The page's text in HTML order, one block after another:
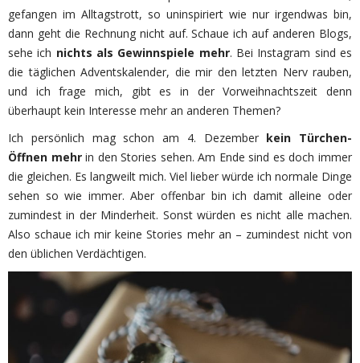
gefangen im Alltagstrott, so uninspiriert wie nur irgendwas bin,
dann geht die Rechnung nicht auf. Schaue ich auf anderen Blogs,
sehe ich nichts als Gewinnspiele mehr. Bei Instagram sind es
die täglichen Adventskalender, die mir den letzten Nerv rauben,
und ich frage mich, gibt es in der Vorweihnachtszeit denn
überhaupt kein Interesse mehr an anderen Themen?
Ich persönlich mag schon am 4. Dezember kein Türchen-
Öffnen mehrin den Stories sehen. Am Ende sind es doch immer
die gleichen. Es langweilt mich. Viel lieber würde ich normale Dinge
sehen so wie immer. Aber offenbar bin ich damit alleine oder
zumindest in der Minderheit. Sonst würden es nicht alle machen.
Also schaue ich mir keine Stories mehr an – zumindest nicht von
den üblichen Verdächtigen.